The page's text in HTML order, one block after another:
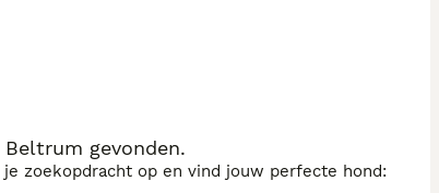
gevonden.
zoekopdracht op en vind jouw perfecte hond: